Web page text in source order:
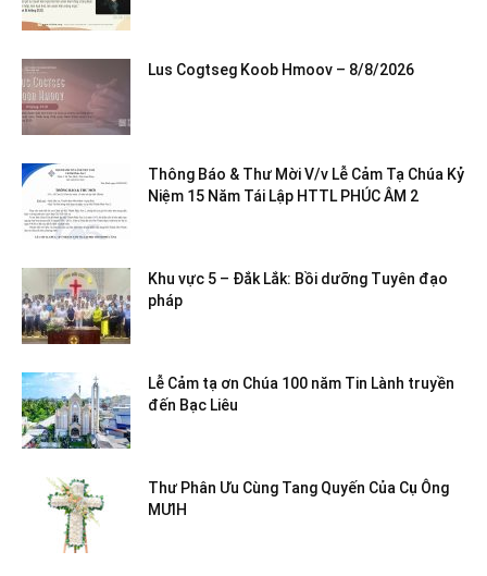
Lus Cogtseg Koob Hmoov – 8/8/2026
Thông Báo & Thư Mời V/v Lễ Cảm Tạ Chúa Kỷ
Niệm 15 Năm Tái Lập HTTL PHÚC ÂM 2
Khu vực 5 – Đắk Lắk: Bồi dưỡng Tuyên đạo
pháp
Lễ Cảm tạ ơn Chúa 100 năm Tin Lành truyền
đến Bạc Liêu
Thư Phân Ưu Cùng Tang Quyến Của Cụ Ông
MƯIH